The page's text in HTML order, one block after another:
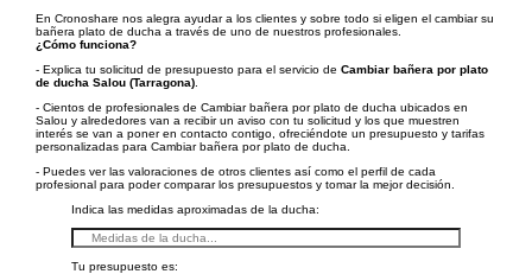
En Cronoshare nos alegra ayudar a los clientes y sobre todo si eligen el cambiar su
bañera plato de ducha a través de uno de nuestros profesionales.
¿Cómo funciona?
- Explica tu solicitud de presupuesto para el servicio de Cambiar bañera por plato
de ducha Salou (Tarragona)
- Cientos de profesionales de Cambiar bañera por plato de ducha ubicados en
Salou y alrededores van a recibir un aviso con tu solicitud y los que muestren
interés se van a poner en contacto contigo, ofreciéndote un presupuesto y tarifas
personalizadas para Cambiar bañera por plato de ducha.
- Puedes ver las valoraciones de otros clientes así como el perfil de cada
profesional para poder comparar los presupuestos y tomar la mejor decisión.
Indica las medidas aproximadas de la ducha:
Tu presupuesto es: